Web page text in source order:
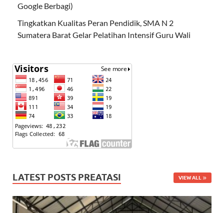
Google Berbagi)
Tingkatkan Kualitas Peran Pendidik, SMA N 2
Sumatera Barat Gelar Pelatihan Intensif Guru Wali
LATEST POSTS PREATASI VIEW ALL